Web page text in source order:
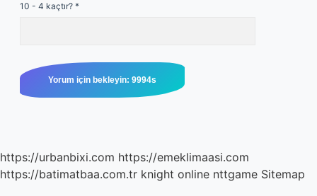
10 - 4 kaçtır? *
https://urbanbixi.com https://emeklimaasi.com
https://batimatbaa.com.tr knight online nttgame Sitemap